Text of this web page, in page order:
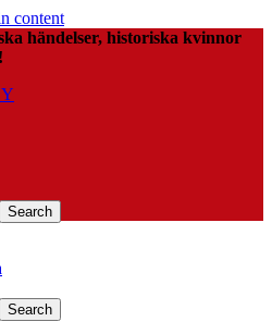
content
händelser, historiska kvinnor
Search
Search